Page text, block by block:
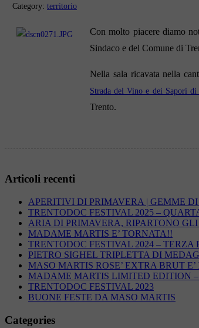
Category: territorio
Con molto piacere diamo
Sindaco e del Comune di
Nella sala ricavata nella
Strada del Vino e dei Sapori di
Trento.
Articoli recenti
APERITIVI DI PRIMAVERA | GEMME DI
TRENTODOC FESTIVAL 2025 –
ARIA DI PRIMAVERA, RIPARTONO
MADAME MARTIS E’ TORNATA!!
TRENTODOC FESTIVAL 2024 – TERZA
PIETRO SIGHEL TRIPLETTA DI
MASO MARTIS ROSE’ EXTRA BRUT
MADAME MARTIS LIMITED EDITION
TRENTODOC FESTIVAL 2023
BUONE FESTE DA MASO MARTIS
Categories